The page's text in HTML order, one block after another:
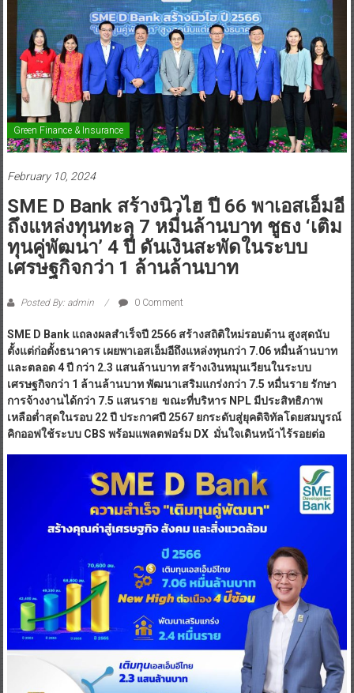
Green Finance & Insurance
February 10, 2024
SME D Bank สร้างนิวไฮ ปี 66 พาเอสเอ็มอี
ถึงแหล่งทุนทะลุ 7 หมื่นล้านบาท ชูธง ‘เติม
ทุนคู่พัฒนา’ 4 ปี ดันเงินสะพัดในระบบ
เศรษฐกิจกว่า 1 ล้านล้านบาท
Posted By: admin 0 Comment
SME D Bank แถลงผลสำเร็จปี 2566 สร้างสถิติใหม่รอบด้าน สูงสุดนับ
ตั้งแต่ก่อตั้งธนาคาร เผยพาเอสเอ็มอีถึงแหล่งทุนกว่า 7.06 หมื่นล้านบาท
และตลอด 4 ปี กว่า 2.3 แสนล้านบาท สร้างเงินหมุนเวียนในระบบ
เศรษฐกิจกว่า 1 ล้านล้านบาท พัฒนาเสริมแกร่งกว่า 7.5 หมื่นราย รักษา
การจ้างงานได้กว่า 7.5 แสนราย ขณะที่บริหาร NPL มีประสิทธิภาพ
เหลือต่ำสุดในรอบ 22 ปี ประกาศปี 2567 ยกระดับสู่ยุคดิจิทัลโดยสมบูรณ์
คิกออฟใช้ระบบ CBS พร้อมแพลตฟอร์ม DX มั่นใจเดินหน้าไร้รอยต่อ